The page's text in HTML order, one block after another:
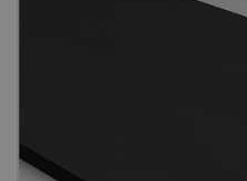
Zlepšení pracovního prostředí